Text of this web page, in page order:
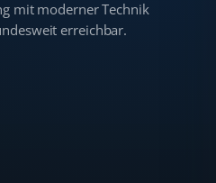
mit moderner Technik
erreichbar.